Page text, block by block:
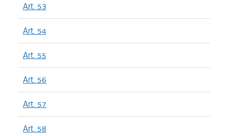
Art. 53
Art. 54
Art. 55
Art. 56
Art. 57
Art. 58